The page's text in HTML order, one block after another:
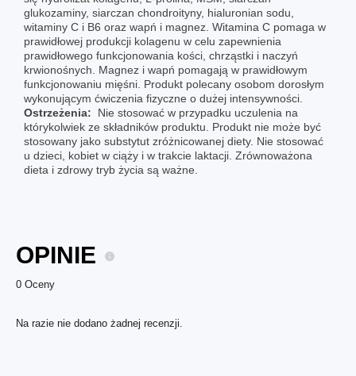
glukozaminy, siarczan chondroityny, hialuronian sodu,
witaminy C i B6 oraz wapń i magnez. Witamina C pomaga w
prawidłowej produkcji kolagenu w celu zapewnienia
prawidłowego funkcjonowania kości, chrząstki i naczyń
krwionośnych. Magnez i wapń pomagają w prawidłowym
funkcjonowaniu mięśni. Produkt polecany osobom dorosłym
wykonującym ćwiczenia fizyczne o dużej intensywności.
Ostrzeżenia:
Nie stosować w przypadku uczulenia na
którykolwiek ze składników produktu. Produkt nie może być
stosowany jako substytut zróżnicowanej diety. Nie stosować
u dzieci, kobiet w ciąży i w trakcie laktacji. Zrównoważona
dieta i zdrowy tryb życia są ważne.
OPINIE
0 Oceny
Na razie nie dodano żadnej recenzji.